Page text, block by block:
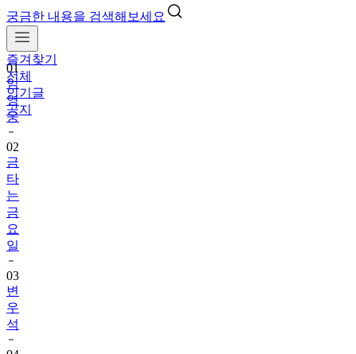
궁금한 내용을 검색해보세요
즐겨찾기
전체
인기글
공지
01
임
영
웅
02
금
타
는
금
요
일
03
변
우
석